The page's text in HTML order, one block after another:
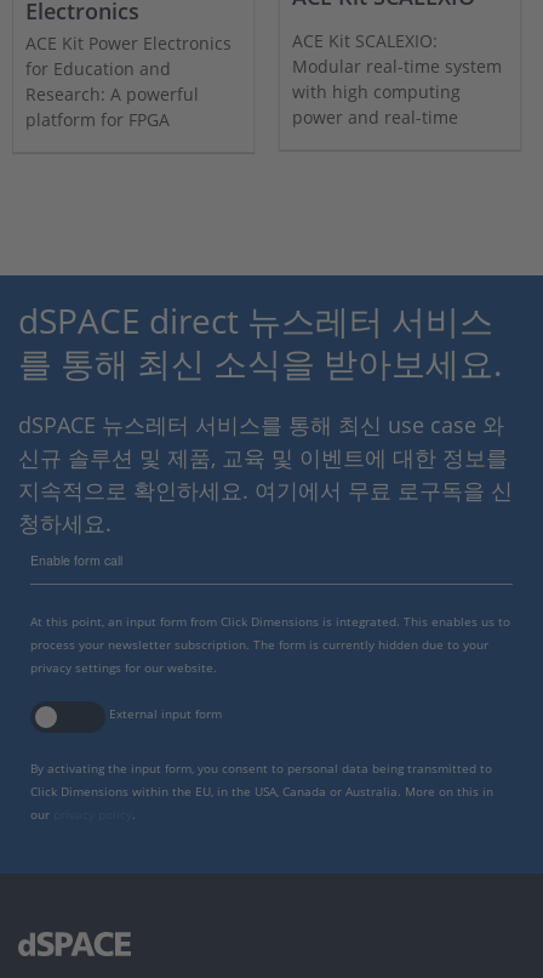
Electronics
ACE Kit Power Electronics
for Education and
Research: A powerful
platform for FPGA
dSPACE software.
ACE Kit SCALEXIO:
Modular real-time system
with high computing
power and real-time
ControlDesk, and Platform
dSPACE direct 뉴스레터 서비스
를 통해 최신 소식을 받아보세요.
dSPACE 뉴스레터 서비스를 통해 최신 use case 와
신규 솔루션 및 제품, 교육 및 이벤트에 대한 정보를
지속적으로 확인하세요. 여기에서 무료 로구독을 신
청하세요.
Enable form call
At this point, an input form from Click Dimensions is integrated. This enables us to
process your newsletter subscription. The form is currently hidden due to your
privacy settings for our website.
External input form
By activating the input form, you consent to personal data being transmitted to
Click Dimensions within the EU, in the USA, Canada or Australia. More on this in
our
.